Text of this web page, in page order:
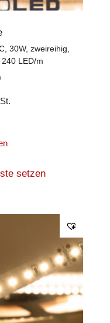
30W, zweireihig,
LED/m
setzen